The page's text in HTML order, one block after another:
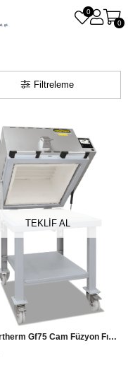
0
0
Filtreleme
TEKLİF AL
Nabertherm Gf75 Cam Füzyon Fırını